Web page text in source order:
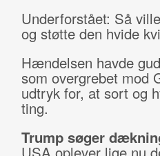
Underforstået: Så
og støtte den hvide
Hændelsen havde
som overgrebet mod
udtryk for, at sort og
ting.
Trump søger